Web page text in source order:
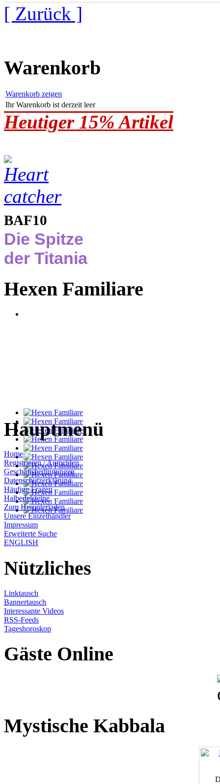
[ Zurück ]
Warenkorb
Warenkorb zeigen
Ihr Warenkorb ist derzeit leer
Heutiger 15% Artikel
BAF10
Die Spitze
der Titania
Hexen Familiare
Hauptmenü
Home
Registrieren / Anmelden
Geschäftsbedingungen
Datenschutzerklärung
Häufige Fragen
Halbedelsteine
Zum Herunterladen
Unsere Einzelhändler
Impressum
Erweiterte Suche
ENGLISH
Nützliches
Linktausch
Bannertausch
Interessante Videos
RSS-Feeds
Tageshoroskop
Gäste Online
Mystische Kabbala